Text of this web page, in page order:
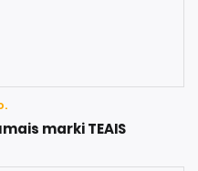
marki TEAIS